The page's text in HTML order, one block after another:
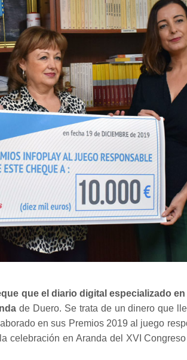
que el diario digital especializado en
de Duero. Se trata de un dinero que
en sus Premios 2019 al juego
celebración en Aranda del XVI